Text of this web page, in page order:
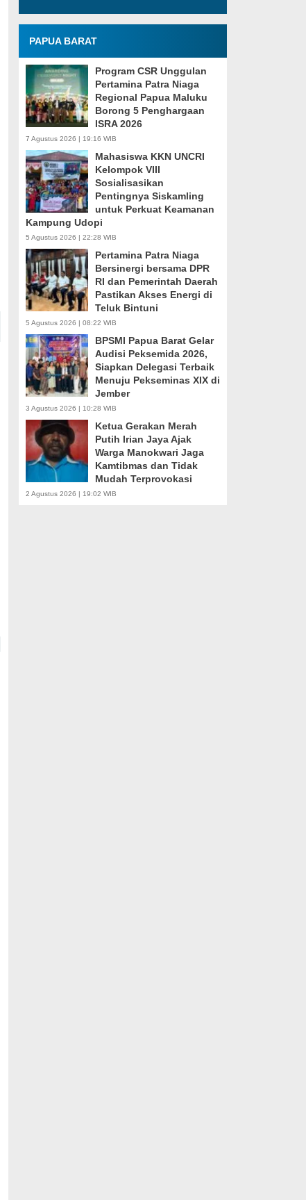
PAPUA BARAT
Program CSR Unggulan
Pertamina Patra Niaga
Regional Papua Maluku
Borong 5 Penghargaan
ISRA 2026
7 Agustus 2026 | 19:16 WIB
Mahasiswa KKN UNCRI
Kelompok VIII
Sosialisasikan
Pentingnya Siskamling
untuk Perkuat Keamanan
Kampung Udopi
5 Agustus 2026 | 22:28 WIB
Pertamina Patra Niaga
Bersinergi bersama DPR
RI dan Pemerintah Daerah
Pastikan Akses Energi di
Teluk Bintuni
5 Agustus 2026 | 08:22 WIB
BPSMI Papua Barat Gelar
Audisi Peksemida 2026,
Siapkan Delegasi Terbaik
Menuju Pekseminas XIX di
Jember
3 Agustus 2026 | 10:28 WIB
Ketua Gerakan Merah
Putih Irian Jaya Ajak
Warga Manokwari Jaga
Kamtibmas dan Tidak
Mudah Terprovokasi
2 Agustus 2026 | 19:02 WIB